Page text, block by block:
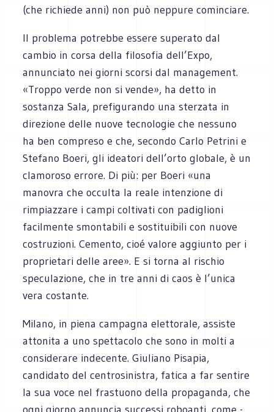
(che richiede anni) non può neppure cominciare.
Il problema potrebbe essere superato dal
cambio in corsa della filosofia dell’Expo,
annunciato nei giorni scorsi dal management.
«Troppo verde non si vende», ha detto in
sostanza Sala, prefigurando una sterzata in
direzione delle nuove tecnologie che nessuno
ha ben compreso e che, secondo Carlo Petrini e
Stefano Boeri, gli ideatori dell’orto globale, è un
clamoroso errore. Di più: per Boeri «una
manovra che occulta la reale intenzione di
rimpiazzare i campi coltivati con padiglioni
facilmente smontabili e sostituibili con nuove
costruzioni. Cemento, cioé valore aggiunto per i
proprietari delle aree». E si torna al rischio
speculazione, che in tre anni di caos è l’unica
vera costante.
Milano, in piena campagna elettorale, assiste
attonita a uno spettacolo che sono in molti a
considerare indecente. Giuliano Pisapia,
candidato del centrosinistra, fatica a far sentire
la sua voce nel frastuono della propaganda, che